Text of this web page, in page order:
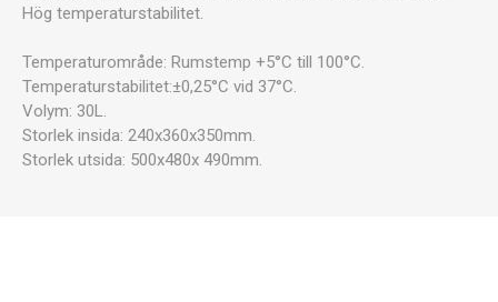
Hög temperaturstabilitet.
Temperaturområde: Rumstemp +5°C till 100°C.
Temperaturstabilitet:±0,25°C vid 37°C.
Volym: 30L.
Storlek insida: 240x360x350mm.
Storlek utsida: 500x480x 490mm.